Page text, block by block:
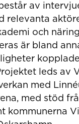
av
relevanta
och
är bland
leds av
med
med stöd
kommunerna